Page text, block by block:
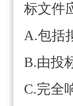
标文件
A.包括
B.由投
C.完全